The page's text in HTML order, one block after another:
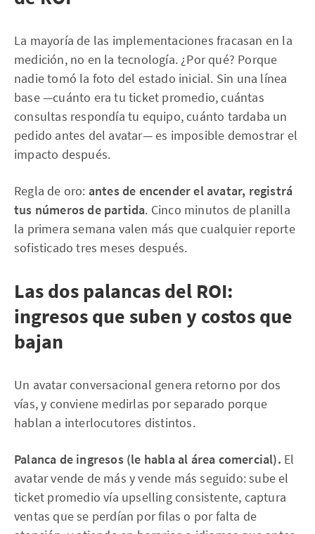
La mayoría de las implementaciones fracasan en la
medición, no en la tecnología. ¿Por qué? Porque
nadie tomó la foto del estado inicial. Sin una línea
base —cuánto era tu ticket promedio, cuántas
consultas respondía tu equipo, cuánto tardaba un
pedido antes del avatar— es imposible demostrar el
impacto después.
Regla de oro: antes de encender el avatar, registrá
tus números de partida. Cinco minutos de planilla
la primera semana valen más que cualquier reporte
sofisticado tres meses después.
Las dos palancas del ROI:
ingresos que suben y costos que
bajan
Un avatar conversacional genera retorno por dos
vías, y conviene medirlas por separado porque
hablan a interlocutores distintos.
Palanca de ingresos (le habla al área comercial). El
avatar vende de más y vende más seguido: sube el
ticket promedio vía upselling consistente, captura
ventas que se perdían por filas o por falta de